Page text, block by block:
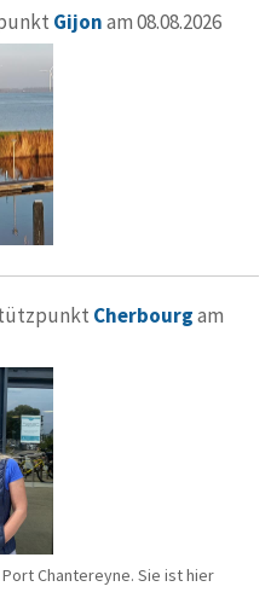
Gijonam 08.08.2026
Cherbourgam
Chantereyne. Sie ist hier